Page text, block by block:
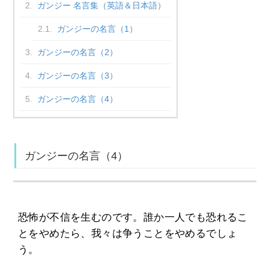
ガンジー 名言集（英語＆日本語）
ガンジーの名言（1）
ガンジーの名言（2）
ガンジーの名言（3）
ガンジーの名言（4）
ガンジーの名言（4）
恐怖が不信を生むのです。誰か一人でも恐れるこ
とをやめたら、我々は争うことをやめるでしょ
う。